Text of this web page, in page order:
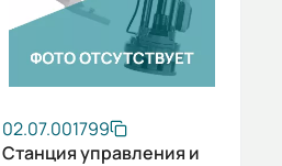
02.07.001799
Станция управления и